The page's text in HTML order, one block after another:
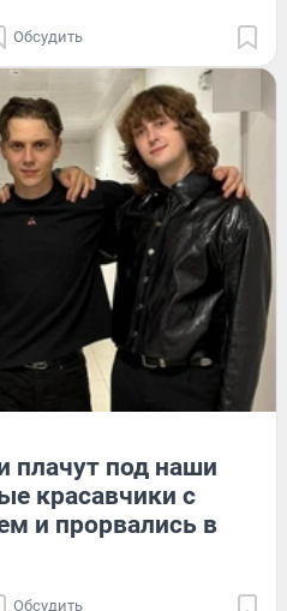
Обсудить
плачут под наши
красавчики с
и прорвались в
Обсудить